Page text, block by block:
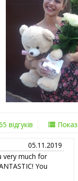
відгуків
05.11.2019
very much for
You